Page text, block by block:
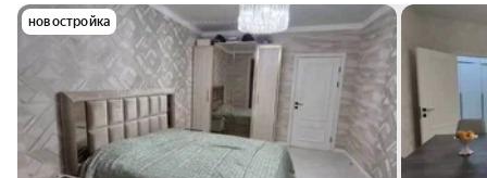
новостройка